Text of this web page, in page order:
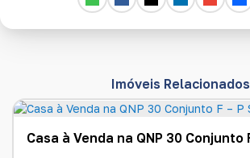
Imóveis Relacionados